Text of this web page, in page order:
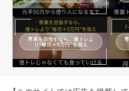
専業を目指すなら、億トレよ
り“毎日＋5万円”を狙え